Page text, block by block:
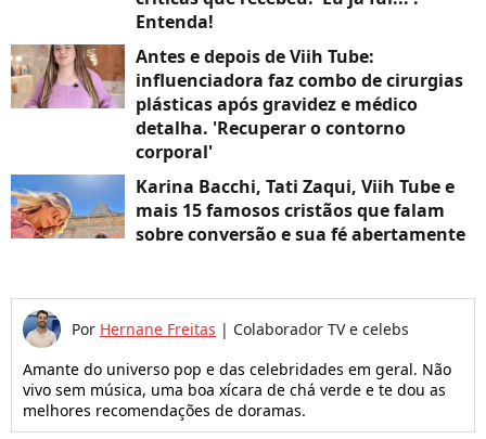
Entenda!
Antes e depois de Viih Tube:
influenciadora faz combo de cirurgias
plásticas após gravidez e médico
detalha. 'Recuperar o contorno
corporal'
Karina Bacchi, Tati Zaqui, Viih Tube e
mais 15 famosos cristãos que falam
sobre conversão e sua fé abertamente
Por Hernane Freitas | Colaborador TV e celebs
Amante do universo pop e das celebridades em geral. Não
vivo sem música, uma boa xícara de chá verde e te dou as
melhores recomendações de doramas.